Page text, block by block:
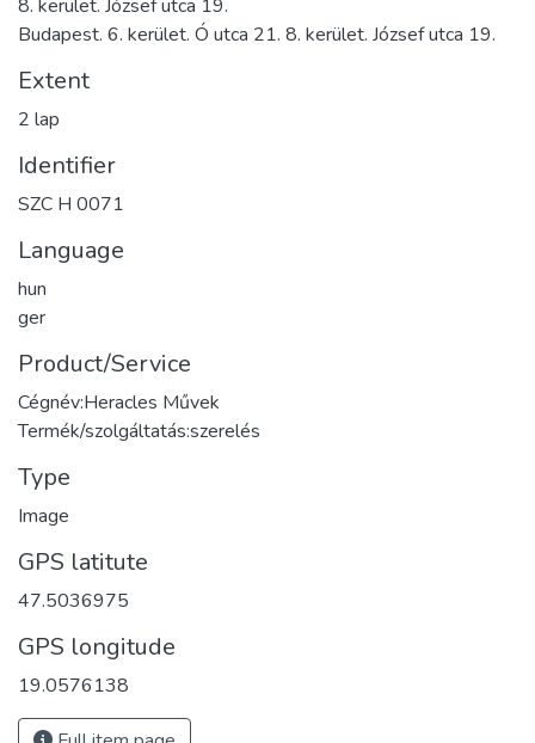
8. kerület. József utca 19.
Budapest. 6. kerület. Ó utca 21. 8. kerület. József utca 19.
Extent
2 lap
Identifier
SZC H 0071
Language
hun
ger
Product/Service
Cégnév:Heracles Művek
Termék/szolgáltatás:szerelés
Type
Image
GPS latitute
47.5036975
GPS longitude
19.0576138